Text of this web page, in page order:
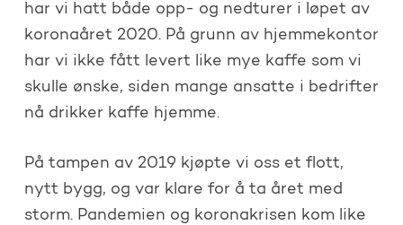
har vi hatt både opp- og nedturer i løpet av
koronaåret 2020. På grunn av hjemmekontor
har vi ikke fått levert like mye kaffe som vi
skulle ønske, siden mange ansatte i bedrifter
nå drikker kaffe hjemme.
På tampen av 2019 kjøpte vi oss et flott,
nytt bygg, og var klare for å ta året med
storm. Pandemien og koronakrisen kom like